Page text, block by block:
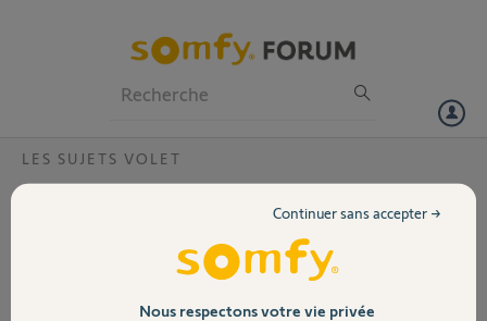
Volet
LES SUJETS VOLET
Changer un ancien modèle de
télécommande pour les volets roulants de
la porte et du garage
Nous respectons votre vie privée
Continuer sans accepter →